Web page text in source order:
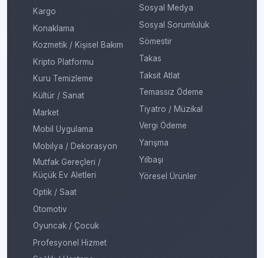
Kargo
Konaklama
Kozmetik / Kişisel Bakım
Kripto Platformu
Kuru Temizleme
Kültür / Sanat
Market
Mobil Uygulama
Mobilya / Dekorasyon
Mutfak Gereçleri /
Küçük Ev Aletleri
Optik / Saat
Otomotiv
Oyuncak / Çocuk
Profesyonel Hizmet
Sosyal Medya
Sosyal Sorumluluk
Sömestir
Takas
Taksit Atlat
Temassız Ödeme
Tiyatro / Müzikal
Vergi Ödeme
Yarışma
Yılbaşı
Yöresel Ürünler